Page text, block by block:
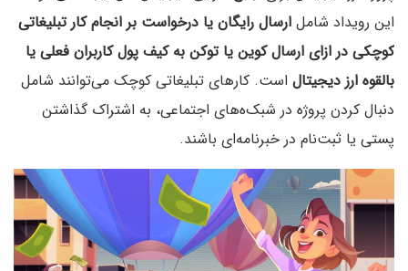
این رویداد شامل ارسال رایگان یا درخواست بر انجام کار تبلیغاتی
کوچکی در ازای ارسال کوین یا توکن به کیف پول کاربران فعلی یا
بالقوه ارز دیجیتال است. کارهای تبلیغاتی کوچک می‌‌توانند شامل
دنبال کردن پروژه در شبک‌ه‌های اجتماعی، به اشتراک گذاشتن
پستی یا ثبت‌‌نام در خبرنامه‌ای باشند.